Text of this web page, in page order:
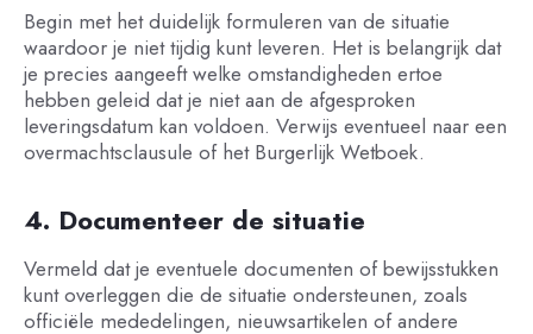
Begin met het duidelijk formuleren van de situatie
waardoor je niet tijdig kunt leveren. Het is belangrijk dat
je precies aangeeft welke omstandigheden ertoe
hebben geleid dat je niet aan de afgesproken
leveringsdatum kan voldoen. Verwijs eventueel naar een
overmachtsclausule of het Burgerlijk Wetboek.
4. Documenteer de situatie
Vermeld dat je eventuele documenten of bewijsstukken
kunt overleggen die de situatie ondersteunen, zoals
officiële mededelingen, nieuwsartikelen of andere